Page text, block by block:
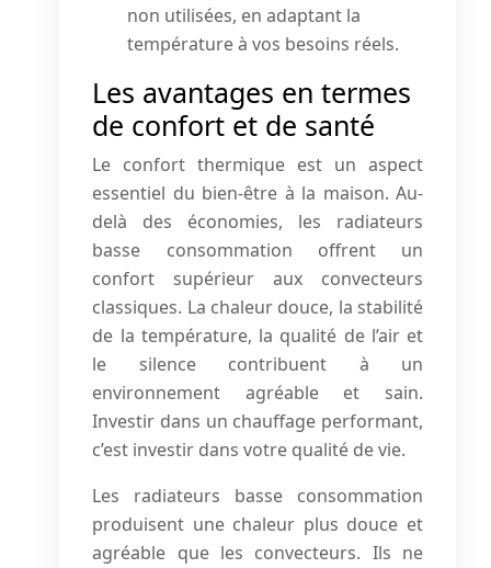
non utilisées, en adaptant la
température à vos besoins réels.
Les avantages en termes
de confort et de santé
Le confort thermique est un aspect
essentiel du bien-être à la maison. Au-
delà des économies, les radiateurs
basse consommation offrent un
confort supérieur aux convecteurs
classiques. La chaleur douce, la stabilité
de la température, la qualité de l’air et
le silence contribuent à un
environnement agréable et sain.
Investir dans un chauffage performant,
c’est investir dans votre qualité de vie.
Les radiateurs basse consommation
produisent une chaleur plus douce et
agréable que les convecteurs. Ils ne